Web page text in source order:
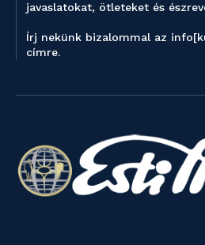
javaslatokat, ötleteket és
Írj nekünk bizalommal az
címre.